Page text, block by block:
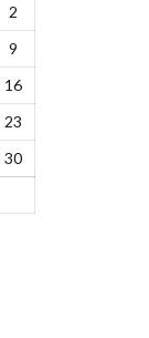
2
9
16
23
30